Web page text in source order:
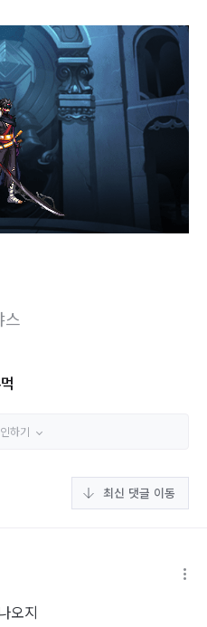
스
하기
최신 댓글 이동
오지